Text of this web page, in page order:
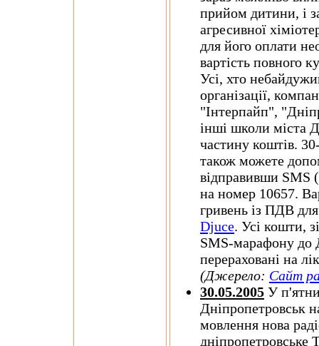
прийом дитини, і
агресивної
для його оплати
вартість повного
Усі, хто
організації,
"Інтерпайп",
інші школи міста
частину коштів.
також можете
відправивши SMS
на номер 10657.
гривень із ПДВ
Djuce. Усі кошти,
SMS-марафону до
перераховані на
(Джерело: Сайт
30.05.2005 У
Дніпропетровськ
мовлення нова